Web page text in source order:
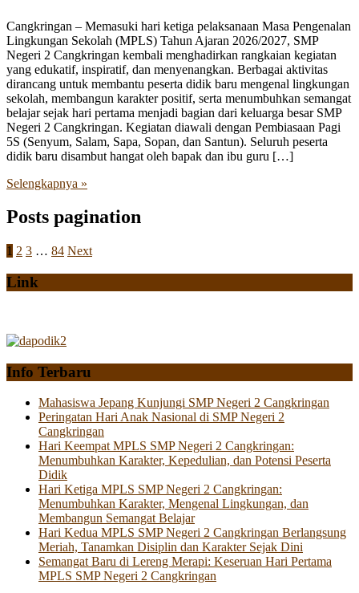
Cangkringan – Memasuki hari ketiga pelaksanaan Masa Pengenalan
Lingkungan Sekolah (MPLS) Tahun Ajaran 2026/2027, SMP
Negeri 2 Cangkringan kembali menghadirkan rangkaian kegiatan
yang edukatif, inspiratif, dan menyenangkan. Berbagai aktivitas
dirancang untuk membantu peserta didik baru mengenal lingkungan
sekolah, membangun karakter positif, serta menumbuhkan semangat
belajar sejak hari pertama menjadi bagian dari keluarga besar SMP
Negeri 2 Cangkringan. Kegiatan diawali dengan Pembiasaan Pagi
5S (Senyum, Salam, Sapa, Sopan, dan Santun). Seluruh peserta
didik baru disambut hangat oleh bapak dan ibu guru […]
Selengkapnya »
Posts pagination
1 2 3 … 84 Next
Link
Info Terbaru
Mahasiswa Jepang Kunjungi SMP Negeri 2 Cangkringan
Peringatan Hari Anak Nasional di SMP Negeri 2
Cangkringan
Hari Keempat MPLS SMP Negeri 2 Cangkringan:
Menumbuhkan Karakter, Kepedulian, dan Potensi Peserta
Didik
Hari Ketiga MPLS SMP Negeri 2 Cangkringan:
Menumbuhkan Karakter, Mengenal Lingkungan, dan
Membangun Semangat Belajar
Hari Kedua MPLS SMP Negeri 2 Cangkringan Berlangsung
Meriah, Tanamkan Disiplin dan Karakter Sejak Dini
Semangat Baru di Lereng Merapi: Keseruan Hari Pertama
MPLS SMP Negeri 2 Cangkringan